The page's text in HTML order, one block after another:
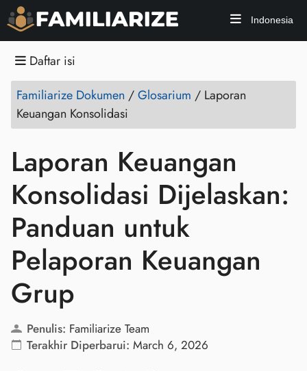
Indonesia
Daftar isi
Familiarize Dokumen /Glosarium / Laporan
Keuangan Konsolidasi
Laporan Keuangan
Konsolidasi Dijelaskan:
Panduan untuk
Pelaporan Keuangan
Grup
Penulis: Familiarize Team
Terakhir Diperbarui: March 6, 2026